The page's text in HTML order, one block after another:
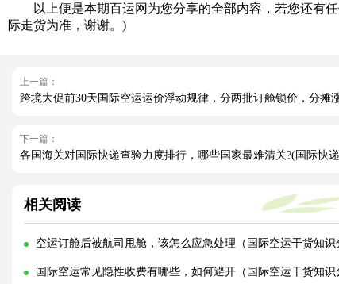
以上便是本期百运网为您分享的全部内容，若您还有任
际走货为准，谢谢。)
上一篇：
跨境大促前30天国际空运运价浮动规律，分两批订舱锁价，分摊
下一篇：
各国海关对国际快递查验力度排行，哪些国家最难清关?(国际快
相关阅读
空运订舱后被航司甩舱，该怎么应急处理（国际空运干货知识
国际空运常见隐性收费有哪些，如何避开（国际空运干货知识